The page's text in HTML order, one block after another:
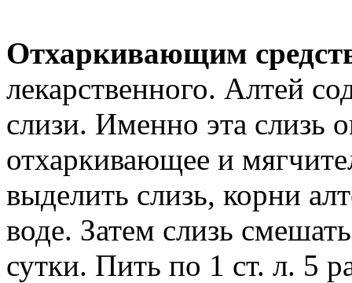
Отхаркивающим
лекарственного. Алтей
слизи. Именно эта слизь
отхаркивающее и
выделить слизь, корни
воде. Затем слизь
сутки. Пить по 1 ст. л. 5